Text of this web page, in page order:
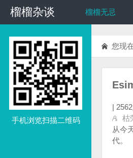
榴榴杂谈
榴榴杂谈 榴榴无忌
手机浏览扫描二维码
您现
|
枯
从今
代。